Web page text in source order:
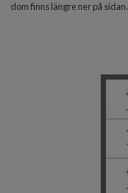
dom finns längre ner på sidan.